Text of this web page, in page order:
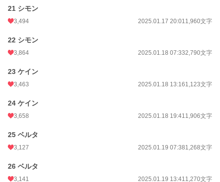
21 シモン
3,494 2025.01.17 20:011,960文字
22 シモン
3,864 2025.01.18 07:332,790文字
23 ケイン
3,463 2025.01.18 13:161,123文字
24 ケイン
3,658 2025.01.18 19:411,906文字
25 ベルタ
3,127 2025.01.19 07:381,268文字
26 ベルタ
3,141 2025.01.19 13:411,270文字